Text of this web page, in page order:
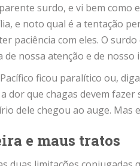
surdo, e vi bem como
e noto qual é a tentação
paciência com eles. O
de nossa atenção e de
ficou paralítico ou,
dor que chagas devem
dele chegou ao auge. Mas
e maus tratos